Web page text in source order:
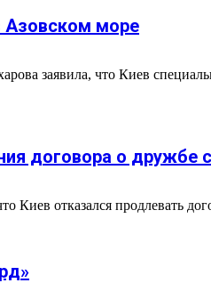
Азовском море
заявила, что Киев
договора о дружбе
отказался продлевать